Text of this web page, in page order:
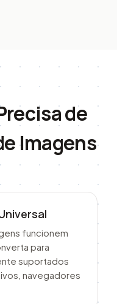
de
Imagens
funcionem
para
suportados
navegadores